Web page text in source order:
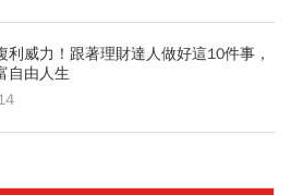
利威力！跟著理財達人做好這10件事，
自由人生